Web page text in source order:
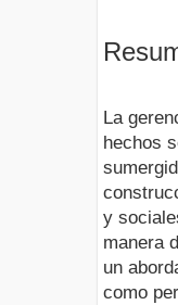
La
hechos
y
manera
un
como